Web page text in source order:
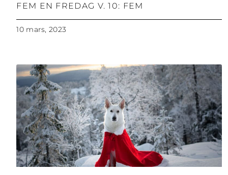
FEM EN FREDAG V. 10: FEM
10 mars, 2023